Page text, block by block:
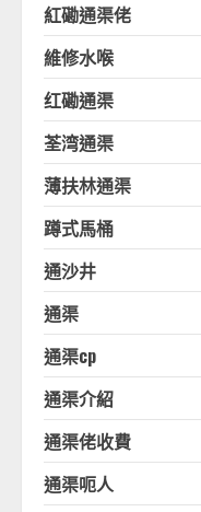
紅磡通渠佬
維修水喉
红磡通渠
荃湾通渠
薄扶林通渠
蹲式馬桶
通沙井
通渠
通渠cp
通渠介紹
通渠佬收費
通渠呃人